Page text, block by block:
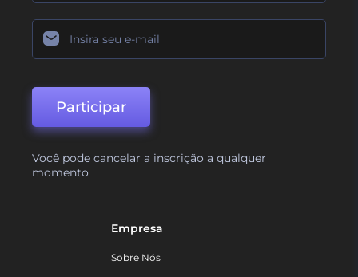
Participar
Você pode cancelar a inscrição a qualquer
momento
Empresa
Sobre Nós